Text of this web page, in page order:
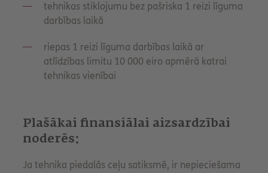
tehnikas stiklojumu bez pašriska 1 reizi līguma
darbības laikā
riepas 1 reizi līguma darbības laikā ar
atlīdzības limitu 10 000 eiro apmērā katrai
tehnikas vienībai
Plašākai finansiālai aizsardzībai
noderēs:
Ja tehnika piedalās ceļu satiksmē, ir nepieciešama